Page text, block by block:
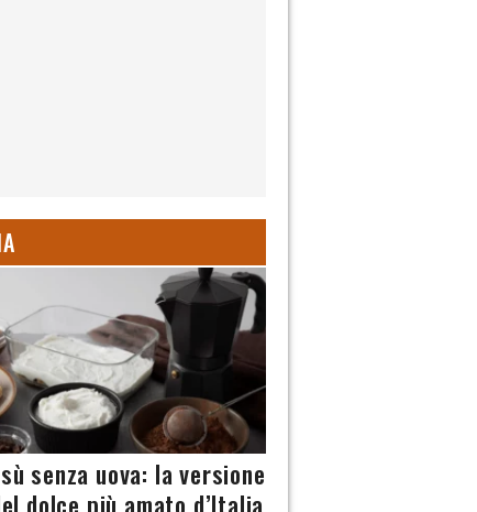
senza uova: la versione
dolce più amato d’Italia